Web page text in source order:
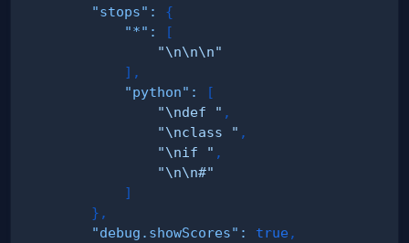
"stops" :
{
"*" :
[
"\n\n\n"
] ,
"python" :
[
"\ndef " ,
"\nclass " ,
"\nif " ,
"\n\n#"
]
} ,
"debug.showScores" : true ,